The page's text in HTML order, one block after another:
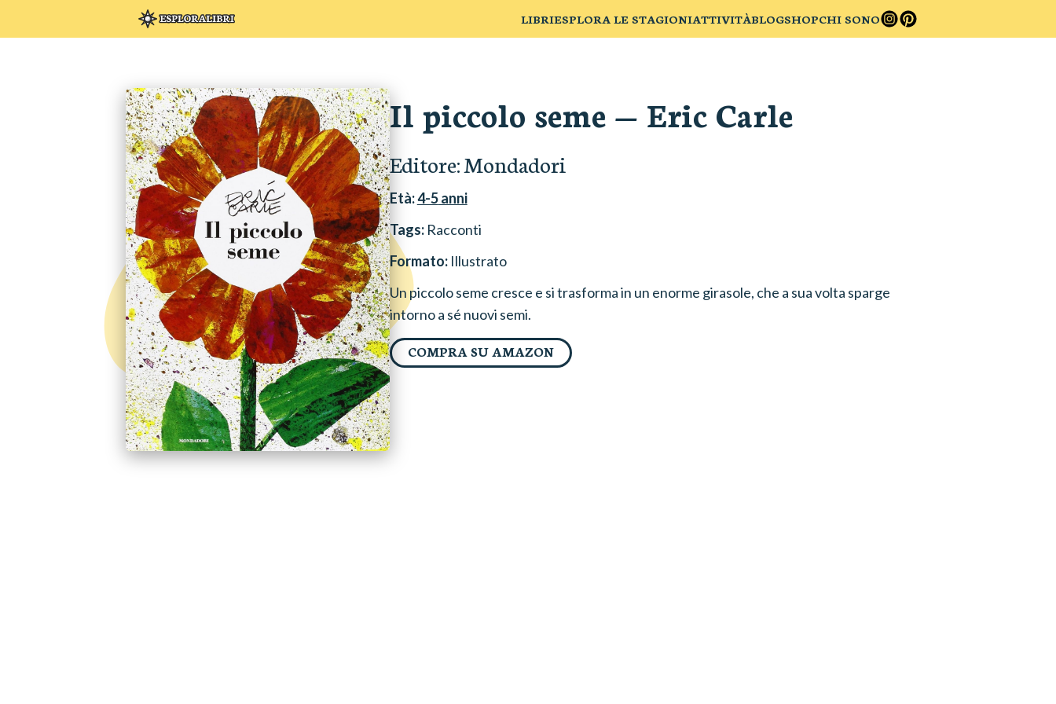
LIBRIESPLORA LE STAGIONIATTIVITÀBLOGSHOPCHI SONO
Il piccolo seme— Eric Carle
Editore:Mondadori
Età:4-5anni
Tags: Racconti
Formato: Illustrato
Un piccolo seme cresce e si trasforma in un enorme girasole, che a sua volta sparge
intorno a sé nuovi semi.
COMPRA SU AMAZON